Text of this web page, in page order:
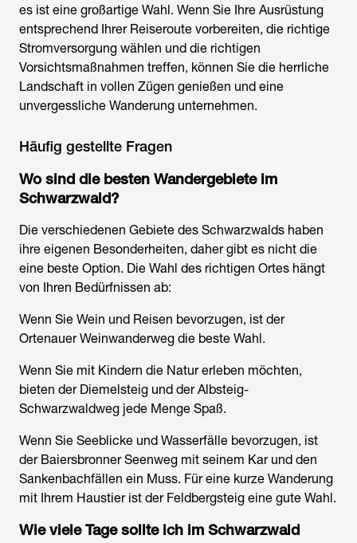
es ist eine großartige Wahl. Wenn Sie Ihre Ausrüstung
entsprechend Ihrer Reiseroute vorbereiten, die richtige
Stromversorgung wählen und die richtigen
Vorsichtsmaßnahmen treffen, können Sie die herrliche
Landschaft in vollen Zügen genießen und eine
unvergessliche Wanderung unternehmen.
Häufig gestellte Fragen
Wo sind die besten Wandergebiete im
Schwarzwald?
Die verschiedenen Gebiete des Schwarzwalds haben
ihre eigenen Besonderheiten, daher gibt es nicht die
eine beste Option. Die Wahl des richtigen Ortes hängt
von Ihren Bedürfnissen ab:
Wenn Sie Wein und Reisen bevorzugen, ist der
Ortenauer Weinwanderweg die beste Wahl.
Wenn Sie mit Kindern die Natur erleben möchten,
bieten der Diemelsteig und der Albsteig-
Schwarzwaldweg jede Menge Spaß.
Wenn Sie Seeblicke und Wasserfälle bevorzugen, ist
der Baiersbronner Seenweg mit seinem Kar und den
Sankenbachfällen ein Muss. Für eine kurze Wanderung
mit Ihrem Haustier ist der Feldbergsteig eine gute Wahl.
Wie viele Tage sollte ich im Schwarzwald